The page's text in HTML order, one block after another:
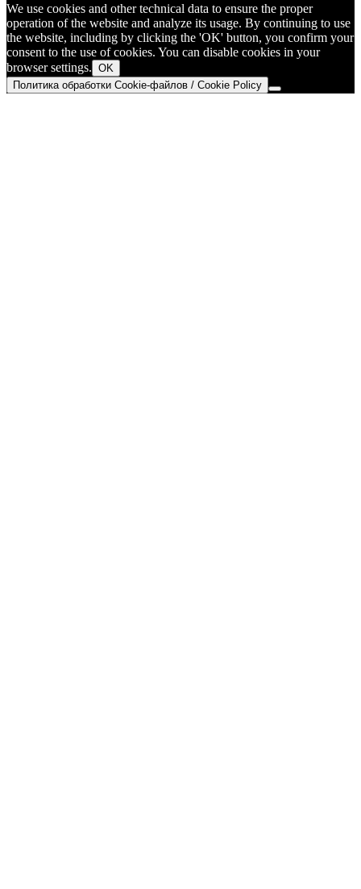
We use cookies and other technical data to ensure the proper
operation of the website and analyze its usage. By continuing to use
the website, including by clicking the 'OK' button, you confirm your
consent to the use of cookies. You can disable cookies in your
browser settings. OK
Политика обработки Cookie-файлов / Cookie Policy